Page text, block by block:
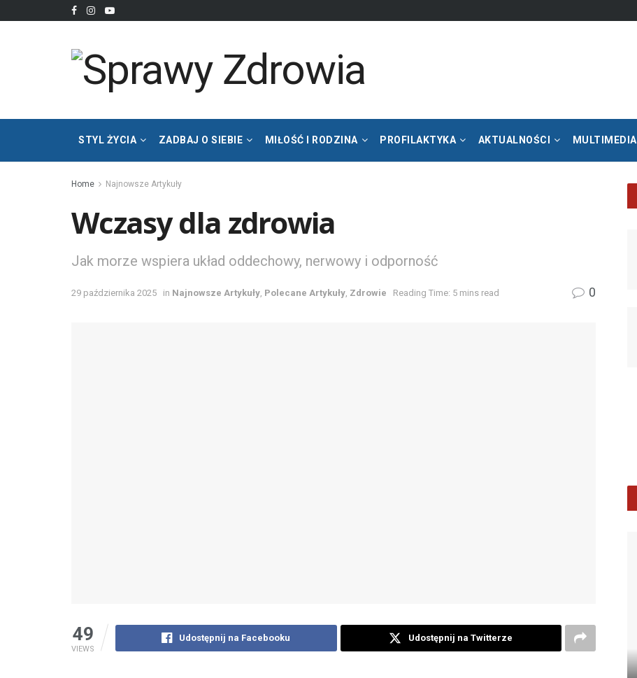
STYL ŻYCIA ZADBAJ O SIEBIE MIŁOŚĆ I RODZINA PROFILAKTYKA AKTUALNOŚCI MULTIMEDIA
Home Najnowsze Artykuły
Wczasy dla zdrowia
Jak morze wspiera układ oddechowy, nerwowy i odporność
29 października 2025 in Najnowsze Artykuły Polecane Artykuły Zdrowie Reading Time: 5 mins read 0
49
VIEWS
Udostępnij na Facebooku Udostępnij na Twitterze